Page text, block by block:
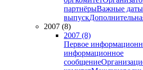
партнёрыВажные даты
выпуск
2007 (8)
2007 (8)
Первое
информационное
сообщение